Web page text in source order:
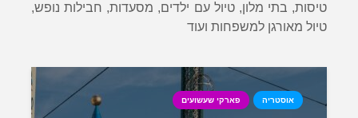
טיסות, בתי מלון, טיול עם ילדים, מסעדות, חבילות נופש,
טיול מאורגן למשפחות ועוד
אוסטריה פארקי שעשועים